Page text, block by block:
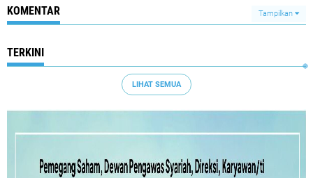
KOMENTAR Tampilkan
TERKINI
LIHAT SEMUA